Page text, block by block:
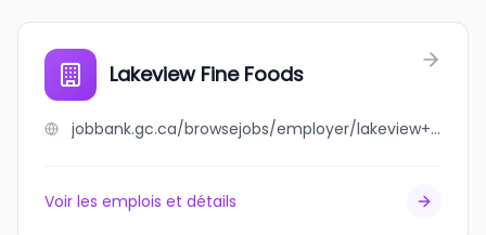
Lakeview Fine Foods
jobbank.gc.ca/browsejobs/employer/lakeview+fine+foods/ca
Voir les emplois et détails